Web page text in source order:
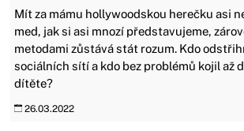
Mít za mámu hollywoodskou herečku asi
med, jak si asi mnozí představujeme,
metodami zůstává stát rozum. Kdo
sociálních sítí a kdo bez problémů kojil až
dítěte?
26.03.2022